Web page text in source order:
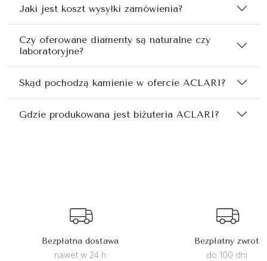
Jaki jest koszt wysyłki zamówienia?
Czy oferowane diamenty są naturalne czy
laboratoryjne?
Skąd pochodzą kamienie w ofercie ACLARI?
Gdzie produkowana jest biżuteria ACLARI?
Bezpłatna dostawa
nawet w 24 h
Bezpłatny zwrot
do 100 dni